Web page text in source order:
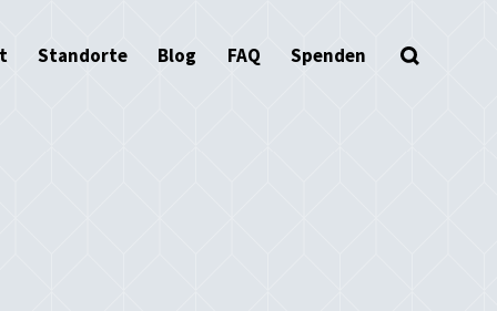
Standorte Blog FAQ Spenden